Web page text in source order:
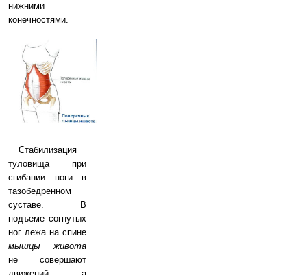
нижними
конечностями.
Стабилизация
туловища при
сгибании ноги в
тазобедренном
суставе. В
подъеме согнутых
ног лежа на спине
мышцы живота
не совершают